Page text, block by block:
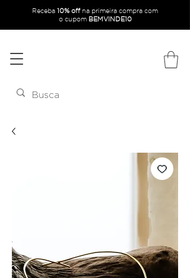
Receba 10% offna primeira compra com
o cupom BEMVINDE10